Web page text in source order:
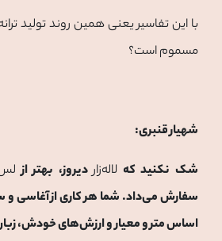
با این تفاسیر یعنی همین روند تولید
مسموم است؟
شهیار قنبری:
شک نکنید که لاله‌زاردیروز، بهتر از
سفارش می‌داد. شما هر کاری از آغاسی و
اساس متر و معیار و ارزش‌های خودش،